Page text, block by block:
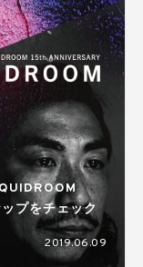
プをチェック
2019.06.09